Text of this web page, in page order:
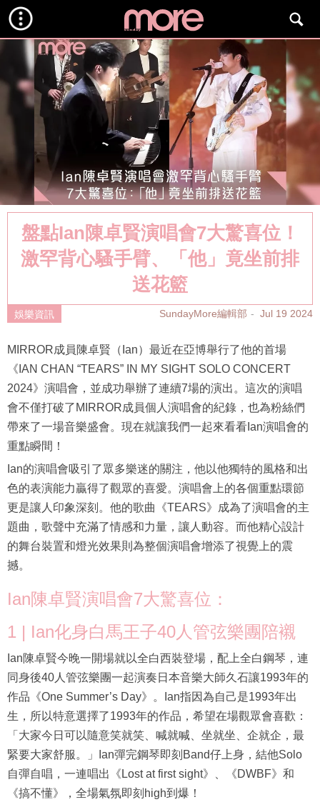
盤點Ian陳卓賢演唱會7大驚喜位！
激罕背心騷手臂、「他」竟坐前排
送花籃
娛樂資訊 SundayMore編輯部 Jul 19 2024
MIRROR成員陳卓賢（Ian）最近在亞博舉行了他的首場
《IAN CHAN “TEARS” IN MY SIGHT SOLO CONCERT
2024》演唱會，並成功舉辦了連續7場的演出。這次的演唱
會不僅打破了MIRROR成員個人演唱會的紀錄，也為粉絲們
帶來了一場音樂盛會。現在就讓我們一起來看看Ian演唱會的
重點瞬間！
Ian的演唱會吸引了眾多樂迷的關注，他以他獨特的風格和出
色的表演能力贏得了觀眾的喜愛。演唱會上的各個重點環節
更是讓人印象深刻。他的歌曲《TEARS》成為了演唱會的主
題曲，歌聲中充滿了情感和力量，讓人動容。而他精心設計
的舞台裝置和燈光效果則為整個演唱會增添了視覺上的震
撼。
Ian陳卓賢演唱會7大驚喜位：
1 | Ian化身白馬王子40人管弦樂團陪襯
Ian陳卓賢今晚一開場就以全白西裝登場，配上全白鋼琴，連
同身後40人管弦樂團一起演奏日本音樂大師久石讓1993年的
作品《One Summer’s Day》。Ian指因為自己是1993年出
生，所以特意選擇了1993年的作品，希望在場觀眾會喜歡：
「大家今日可以隨意笑就笑、喊就喊、坐就坐、企就企，最
緊要大家舒服。」Ian彈完鋼琴即刻Band仔上身，結他Solo
自彈自唱，一連唱出《Lost at first sight》、《DWBF》和
《搞不懂》，全場氣氛即刻high到爆！